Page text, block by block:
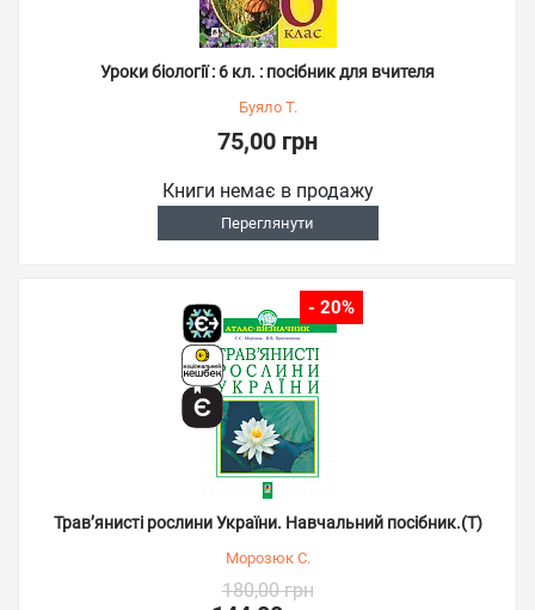
Уроки біології : 6 кл. : посібник для вчителя
Буяло Т.
75,00 грн
Книги немає в продажу
Переглянути
- 20%
Трав’янисті рослини України. Навчальний посібник.(Т)
Морозюк С.
180,00 грн